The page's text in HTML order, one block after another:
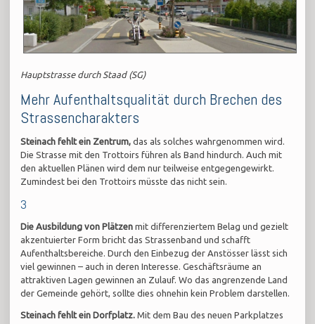
Hauptstrasse durch Staad (SG)
Mehr Aufenthaltsqualität durch Brechen des
Strassencharakters
Steinach fehlt ein Zentrum, das als solches wahrgenommen wird.
Die Strasse mit den Trottoirs führen als Band hindurch. Auch mit
den aktuellen Plänen wird dem nur teilweise entgegengewirkt.
Zumindest bei den Trottoirs müsste das nicht sein.
3
Die Ausbildung von Plätzen mit differenziertem Belag und gezielt
akzentuierter Form bricht das Strassenband und schafft
Aufenthaltsbereiche. Durch den Einbezug der Anstösser lässt sich
viel gewinnen – auch in deren Interesse. Geschäftsräume an
attraktiven Lagen gewinnen an Zulauf. Wo das angrenzende Land
der Gemeinde gehört, sollte dies ohnehin kein Problem darstellen.
Steinach fehlt ein Dorfplatz. Mit dem Bau des neuen Parkplatzes